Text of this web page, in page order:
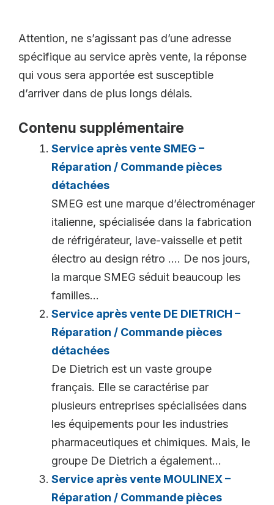
Attention, ne s’agissant pas d’une adresse
spécifique au service après vente, la réponse
qui vous sera apportée est susceptible
d’arriver dans de plus longs délais.
Contenu supplémentaire
Service après vente SMEG –
Réparation / Commande pièces
détachées
SMEG est une marque d’électroménager
italienne, spécialisée dans la fabrication
de réfrigérateur, lave-vaisselle et petit
électro au design rétro …. De nos jours,
la marque SMEG séduit beaucoup les
familles...
Service après vente DE DIETRICH –
Réparation / Commande pièces
détachées
De Dietrich est un vaste groupe
français. Elle se caractérise par
plusieurs entreprises spécialisées dans
les équipements pour les industries
pharmaceutiques et chimiques. Mais, le
groupe De Dietrich a également...
Service après vente MOULINEX –
Réparation / Commande pièces